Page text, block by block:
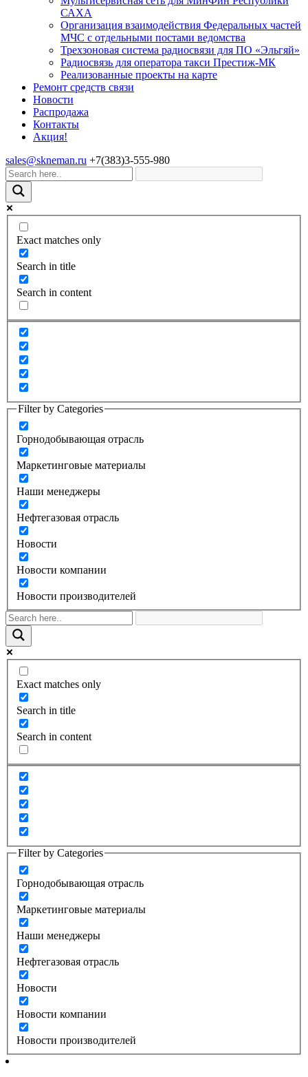
САХА
Организация взаимодействия Федеральных частей
МЧС с отдельными постами ведомства
Трехзоновая система радиосвязи для ПО «Эльгяй»
Радиосвязь для оператора такси Престиж-МК
Реализованные проекты на карте
Ремонт средств связи
Новости
Распродажа
Контакты
Акция!
sales@skneman.ru +7(383)3-555-980
Exact matches only
Search in title
Search in content
Filter by Categories
Горнодобывающая отрасль
Маркетинговые материалы
Наши менеджеры
Нефтегазовая отрасль
Новости
Новости компании
Новости производителей
Exact matches only
Search in title
Search in content
Filter by Categories
Горнодобывающая отрасль
Маркетинговые материалы
Наши менеджеры
Нефтегазовая отрасль
Новости
Новости компании
Новости производителей